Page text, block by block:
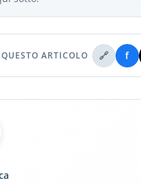
ARTICOLO 🔗 f